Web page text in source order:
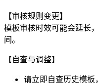
【审核规则变更】
模板审核时效可能会延长
间。
【自查与调整】
请立即自查历史模